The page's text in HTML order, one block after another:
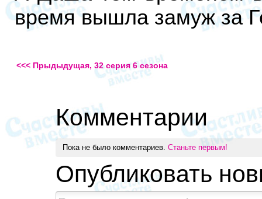
время вышла замуж за
<<< Прыдыдущая, 32 серия 6 сезона
Комментарии
Пока не было комментариев. Станьте первым!
Опубликовать